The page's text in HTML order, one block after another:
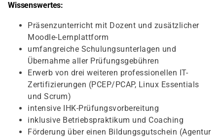
Wissenswertes:
Präsenzunterricht mit Dozent und zusätzlicher
Moodle-Lernplattform
umfangreiche Schulungsunterlagen und
Übernahme aller Prüfungsgebühren
Erwerb von drei weiteren professionellen IT-
Zertifizierungen (PCEP/PCAP, Linux Essentials
und Scrum)
intensive IHK-Prüfungsvorbereitung
inklusive Betriebspraktikum und Coaching
Förderung über einen Bildungsgutschein (Agentur